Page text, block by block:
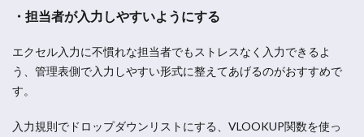
・担当者が入力しやすいようにする
エクセル入力に不慣れな担当者でもストレスなく入力できるよ
う、管理表側で入力しやすい形式に整えてあげるのがおすすめで
す。
入力規則でドロップダウンリストにする、VLOOKUP関数を使っ